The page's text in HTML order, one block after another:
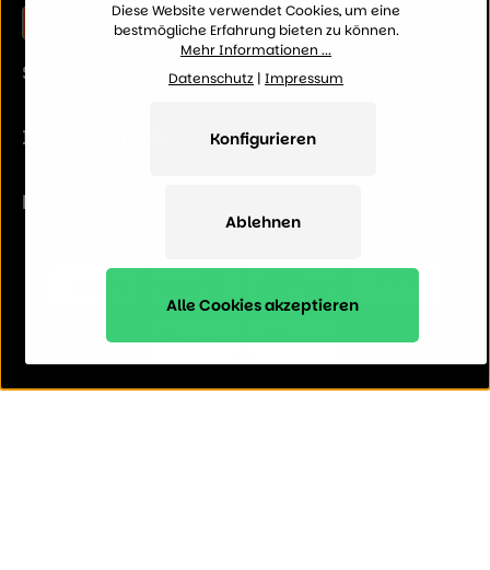
Vertrag widerrufen
SERVICE
INFORMATION
KATEGORIEN
Diese Website verwendet Cookies, um eine
bestmögliche Erfahrung bieten zu können.
Mehr Informationen ...
Datenschutz | Impressum
Ablehnen
Konfigurieren
Alle Cookies akzeptieren